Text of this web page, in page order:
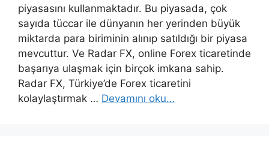
piyasasını kullanmaktadır. Bu piyasada, çok
sayıda tüccar ile dünyanın her yerinden büyük
miktarda para biriminin alınıp satıldığı bir piyasa
mevcuttur. Ve Radar FX, online Forex ticaretinde
başarıya ulaşmak için birçok imkana sahip.
Radar FX, Türkiye’de Forex ticaretini
kolaylaştırmak … Devamını oku…